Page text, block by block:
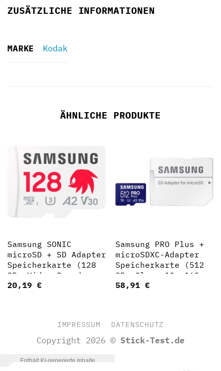
ZUSÄTZLICHE INFORMATIONEN
MARKE Kodak
ÄHNLICHE PRODUKTE
Samsung SONIC
microSD + SD Adapter
Speicherkarte (128
GB, Video Speed
Class 30 (V30)/UHS
20,19 €
Samsung PRO Plus +
microSDXC-Adapter
Speicherkarte (512
GB, Class 10, 160
MB/s
58,91 €
IMPRESSUM DATENSCHUTZ
Copyright 2026 © Stick-Test.de